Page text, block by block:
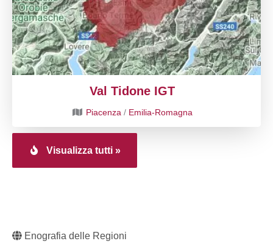
Val Tidone IGT
Piacenza / Emilia-Romagna
Visualizza tutti »
Enografia delle Regioni